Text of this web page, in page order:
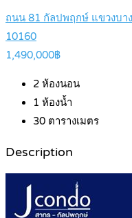
ถนน 81 กัลปพฤกษ์ แขวงบา
10160
1,490,000฿
2 ห้องนอน
1 ห้องน้ำ
30 ตารางเมตร
Description